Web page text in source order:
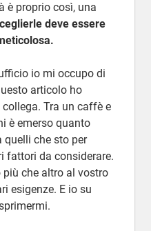
è proprio così, una
deve essere
io mi occupo di
articolo ho
Tra un caffè e
è emerso quanto
quelli che sto per
fattori da considerare.
che altro al vostro
esigenze. E io su